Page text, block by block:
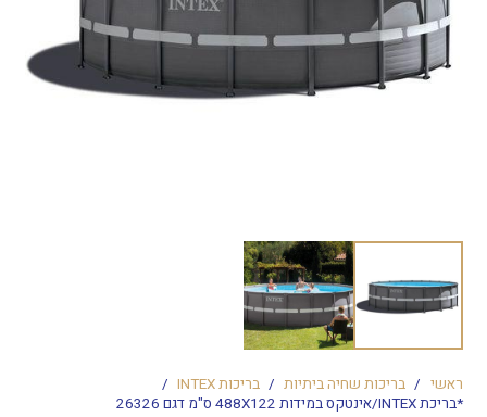
ראשי / בריכות שחיה ביתיות / בריכות INTEX
/
*בריכת INTEX/אינטקס במידות 488X122 ס"מ דגם 26326